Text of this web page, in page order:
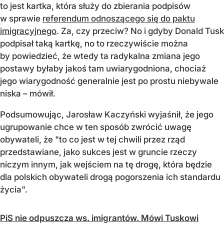
to jest kartka, która służy do zbierania podpisów
w sprawie referendum odnoszącego się do paktu
imigracyjnego. Za, czy przeciw? No i gdyby Donald Tusk
podpisał taką kartkę, no to rzeczywiście można
by powiedzieć, że wtedy ta radykalna zmiana jego
postawy byłaby jakoś tam uwiarygodniona, chociaż
jego wiarygodność generalnie jest po prostu niebywale
niska – mówił.
Podsumowując, Jarosław Kaczyński wyjaśnił, że jego
ugrupowanie chce w ten sposób zwrócić uwagę
obywateli, że "to co jest w tej chwili przez rząd
przedstawiane, jako sukces jest w gruncie rzeczy
niczym innym, jak wejściem na tę drogę, która będzie
dla polskich obywateli drogą pogorszenia ich standardu
życia".
PiS nie odpuszcza ws. imigrantów. Mówi Tuskowi